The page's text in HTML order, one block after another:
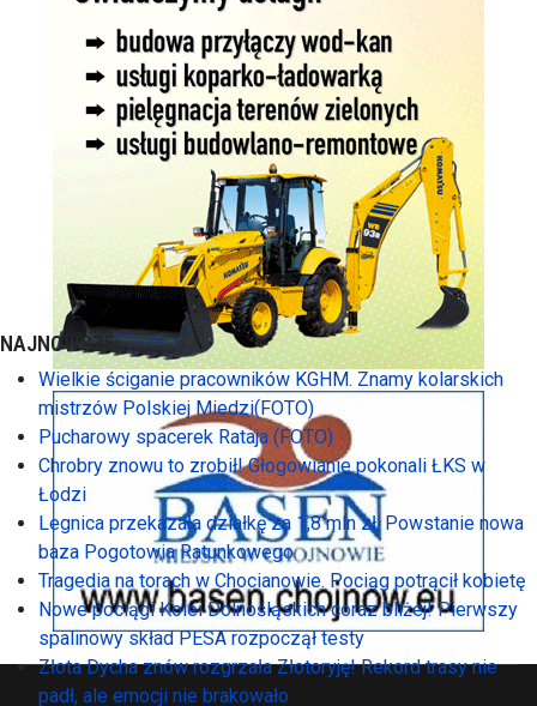
NAJNOWSZE:
Wielkie ściganie pracowników KGHM. Znamy kolarskich
mistrzów Polskiej Miedzi(FOTO)
Pucharowy spacerek Rataja (FOTO)
Chrobry znowu to zrobił! Głogowianie pokonali ŁKS w
Łodzi
Legnica przekazała działkę za 1,8 mln zł. Powstanie nowa
baza Pogotowia Ratunkowego
Tragedia na torach w Chocianowie. Pociąg potrącił kobietę
Nowe pociągi Kolei Dolnośląskich coraz bliżej! Pierwszy
spalinowy skład PESA rozpoczął testy
Złota Dycha znów rozgrzała Złotoryję! Rekord trasy nie
padł, ale emocji nie brakowało